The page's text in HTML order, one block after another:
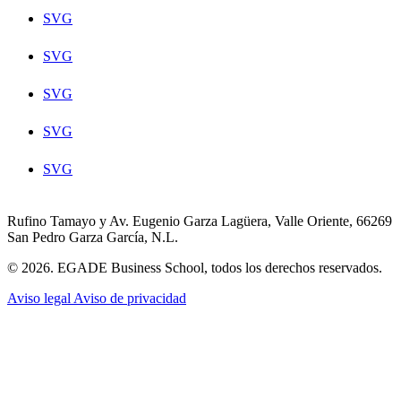
SVG
SVG
SVG
SVG
SVG
Rufino Tamayo y Av. Eugenio Garza Lagüera, Valle Oriente, 66269
San Pedro Garza García, N.L.
© 2026. EGADE Business School, todos los derechos reservados.
Aviso legal Aviso de privacidad